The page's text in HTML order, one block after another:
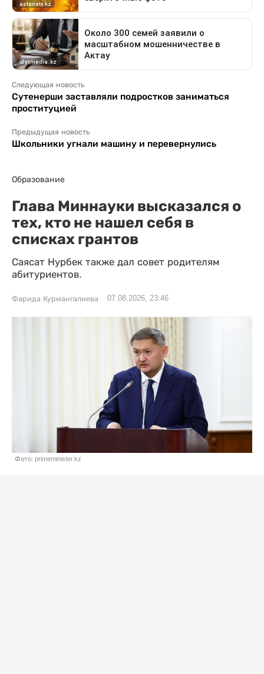
Следующая новость
Сутенерши заставляли подростков заниматься
проституцией
Предыдущая новость
Школьники угнали машину и перевернулись
Образование
Глава Миннауки высказался о
тех, кто не нашел себя в
списках грантов
Саясат Нурбек также дал совет родителям
абитуриентов.
Фарида Курмангалиева 07.08.2026, 23:46
Фото: primeminister.kz